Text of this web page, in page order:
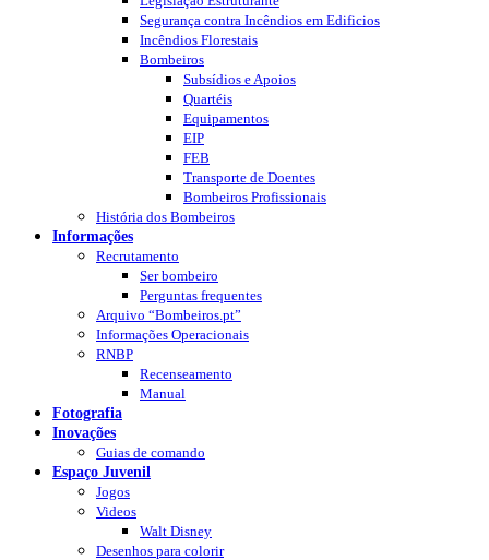
Segurança contra Incêndios em Edificios
Incêndios Florestais
Bombeiros
Subsídios e Apoios
Quartéis
Equipamentos
EIP
FEB
Transporte de Doentes
Bombeiros Profissionais
História dos Bombeiros
Informações
Recrutamento
Ser bombeiro
Perguntas frequentes
Arquivo “Bombeiros.pt”
Informações Operacionais
RNBP
Recenseamento
Manual
Fotografia
Inovações
Guias de comando
Espaço Juvenil
Jogos
Videos
Walt Disney
Desenhos para colorir